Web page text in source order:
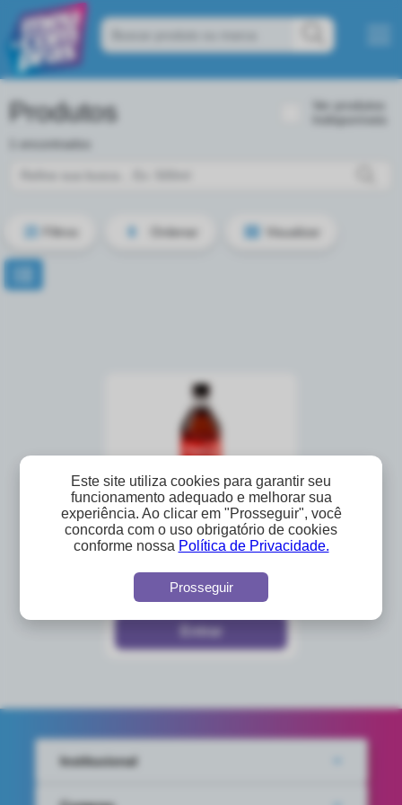
Este site utiliza cookies para garantir seu
funcionamento adequado e melhorar sua
experiência. Ao clicar em "Prosseguir", você
concorda com o uso obrigatório de cookies
conforme nossa Política de Privacidade.
Prosseguir
Produtos
1 encontrados
Ordenar Visualizar
coca cola sem açucar -
600ml
A partir de
R$35,01
Institucional